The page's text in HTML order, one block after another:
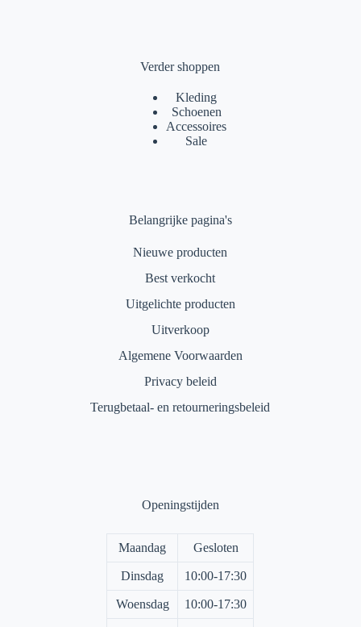
Verder shoppen
Kleding
Schoenen
Accessoires
Sale
Belangrijke pagina's
Nieuwe producten
Best verkocht
Uitgelichte producten
Uitverkoop
Algemene Voorwaarden
Privacy beleid
Terugbetaal- en retourneringsbeleid
Openingstijden
Maandag Gesloten
Dinsdag 10:00-17:30
Woensdag 10:00-17:30